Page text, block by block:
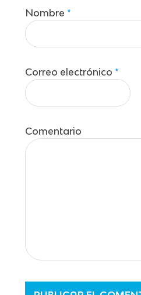
Nombre *
Correo electrónico *
Comentario